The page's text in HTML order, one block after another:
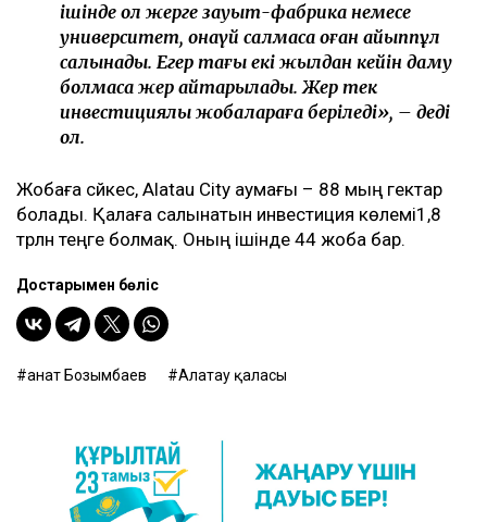
ішінде ол жерге зауыт-фабрика немесе
университет, қонақүй салмаса оған айыппұл
салынады. Егер тағы екі жылдан кейін даму
болмаса жер қайтарылады. Жер тек
инвестициялық жобалараға беріледі», – деді
ол.
Жобаға сәйкес, Alatau City аумағы – 88 мың гектар
болады. Қалаға салынатын инвестиция көлемі1,8
трлн теңге болмақ. Оның ішінде 44 жоба бар.
Достарыңмен бөліс
Қанат Бозымбаев Алатау қаласы